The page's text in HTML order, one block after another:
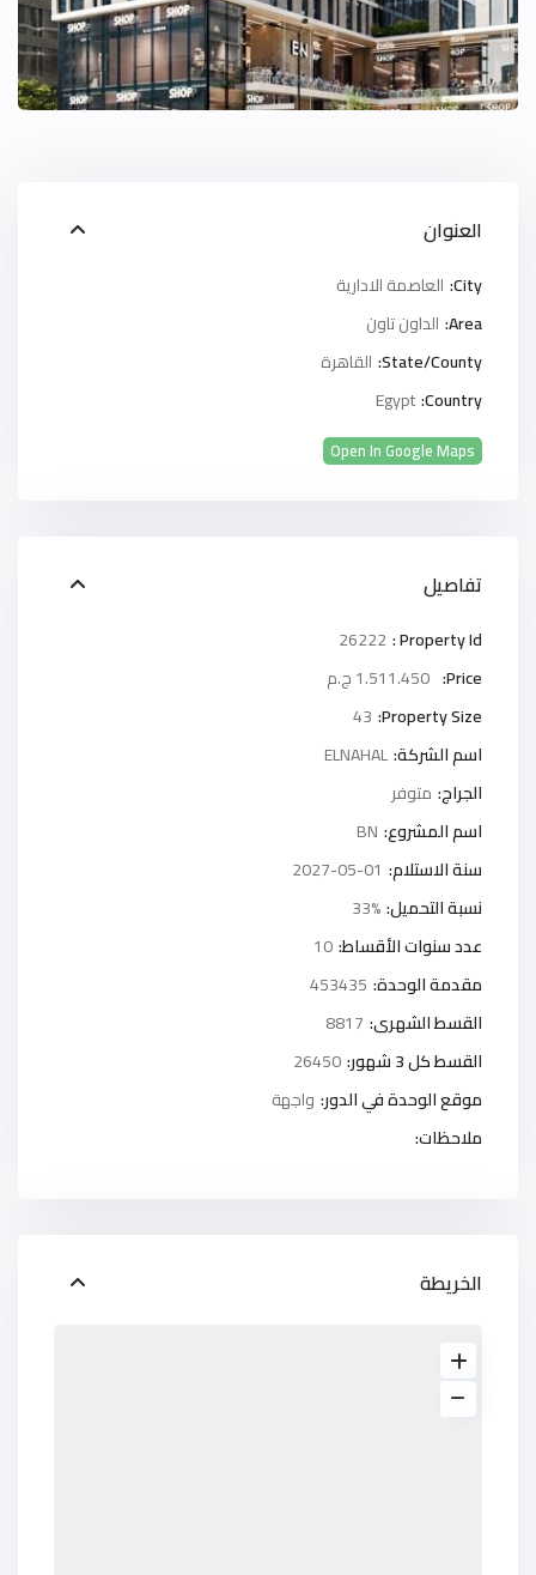
العنوان
City: العاصمة الادارية
Area: الداون تاون
State/County: القاهرة
Country:
Egypt
Open In Google Maps
تفاصيل
Property Id :
26222
Price: 1.511.450 ج.م
Property Size:
43
اسم الشركة:ELNAHAL
الجراج: متوفر
اسم المشروع: BN
سنة الاستلام: 2027-05-01
نسبة التحميل:33%
عدد سنوات الأقساط:10
مقدمة الوحدة: 453435
القسط الشهرى: 8817
القسط كل 3 شهور:
26450
موقع الوحدة في الدور: واجهة
ملاحظات:
الخريطة